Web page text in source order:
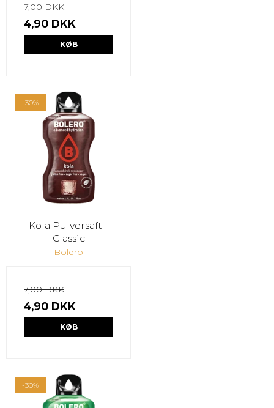
7,00 DKK
4,90 DKK
KØB
-30%
Kola Pulversaft -
Classic
Bolero
7,00 DKK
4,90 DKK
KØB
-30%